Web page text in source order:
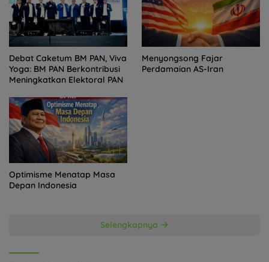
Debat Caketum BM PAN, Viva
Yoga: BM PAN Berkontribusi
Meningkatkan Elektoral PAN
Menyongsong Fajar
Perdamaian AS-Iran
Optimisme Menatap Masa
Depan Indonesia
Selengkapnya